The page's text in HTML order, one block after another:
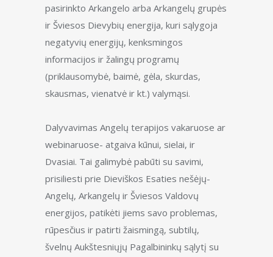
pasirinkto Arkangelo arba Arkangelų grupės
ir Šviesos Dievybių energija, kuri sąlygoja
negatyvių energijų, kenksmingos
informacijos ir žalingų programų
(priklausomybė, baimė, gėla, skurdas,
skausmas, vienatvė ir kt.) valymąsi.
Dalyvavimas Angelų terapijos vakaruose ar
webinaruose- atgaiva kūnui, sielai, ir
Dvasiai. Tai galimybė pabūti su savimi,
prisiliesti prie Dieviškos Esaties nešėjų-
Angelų, Arkangelų ir Šviesos Valdovų
energijos, patikėti jiems savo problemas,
rūpesčius ir patirti žaismingą, subtilų,
švelnų Aukštesniųjų Pagalbininkų sąlytį su